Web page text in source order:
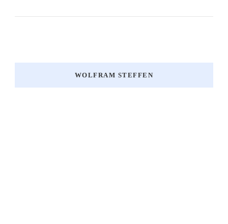
WOLFRAM STEFFEN